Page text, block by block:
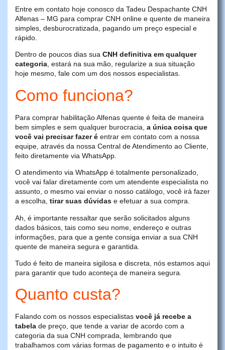
Entre em contato hoje conosco da Tadeu Despachante CNH
Alfenas – MG para comprar CNH online e quente de maneira
simples, desburocratizada, pagando um preço especial e
rápido.
Dentro de poucos dias sua CNH definitiva em qualquer
categoria, estará na sua mão, regularize a sua situação
hoje mesmo, fale com um dos nossos especialistas.
Como funciona?
Para comprar habilitação Alfenas quente é feita de maneira
bem simples e sem qualquer burocracia, a única coisa que
você vai precisar fazer é entrar em contato com a nossa
equipe, através da nossa Central de Atendimento ao Cliente,
feito diretamente via WhatsApp.
O atendimento via WhatsApp é totalmente personalizado,
você vai falar diretamente com um atendente especialista no
assunto, o mesmo vai enviar o nosso catálogo, você irá fazer
a escolha, tirar suas dúvidas e efetuar a sua compra.
Ah, é importante ressaltar que serão solicitados alguns
dados básicos, tais como seu nome, endereço e outras
informações, para que a gente consiga enviar a sua CNH
quente de maneira segura e garantida.
Tudo é feito de maneira sigilosa e discreta, nós estamos aqui
para garantir que tudo aconteça de maneira segura.
Quanto custa?
Falando com os nossos especialistas você já recebe a
tabela de preço, que tende a variar de acordo com a
categoria da sua CNH comprada, lembrando que
trabalhamos com várias formas de pagamento e o intuito é